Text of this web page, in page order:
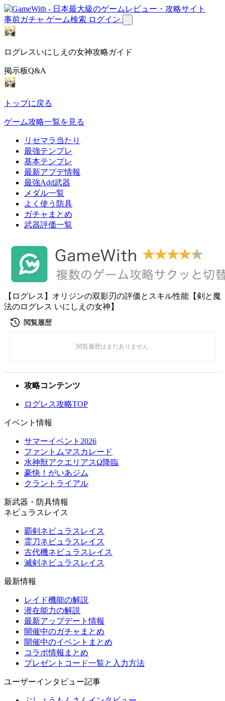
事前ガチャ ゲーム検索 ログイン
ログレスいにしえの女神攻略ガイド
掲示板Q&A
トップに戻る
ゲーム攻略一覧を見る
リセマラ当たり
最強テンプレ
基本テンプレ
最新アプデ情報
最強Add武器
メダル一覧
よく使う防具
ガチャまとめ
武器評価一覧
【ログレス】オリジンの双影刃の評価とスキル性能【剣と魔
法のログレス いにしえの女神】
攻略コンテンツ
ログレス攻略TOP
イベント情報
サマーイベント2026
ファントムマスカレード
水神獣アクエリアスΩ降臨
豪快！がいあジム
クラントライアル
新武器・防具情報
ネビュラスレイス
覇剣ネビュラスレイス
霊刀ネビュラスレイス
古代機ネビュラスレイス
滅剣ネビュラスレイス
最新情報
レイド機能の解説
潜在能力の解説
最新アップデート情報
開催中のガチャまとめ
開催中のイベントまとめ
コラボ情報まとめ
プレゼントコード一覧と入力方法
ユーザーインタビュー記事